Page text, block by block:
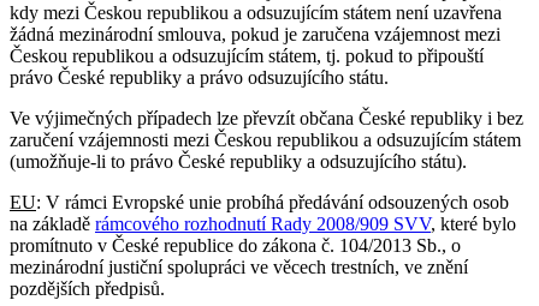
kdy mezi Českou republikou a odsuzujícím státem není uzavřena
žádná mezinárodní smlouva, pokud je zaručena vzájemnost mezi
Českou republikou a odsuzujícím státem, tj. pokud to připouští
právo České republiky a právo odsuzujícího státu.
Ve výjimečných případech lze převzít občana České republiky i bez
zaručení vzájemnosti mezi Českou republikou a odsuzujícím státem
(umožňuje-li to právo České republiky a odsuzujícího státu).
EU: V rámci Evropské unie probíhá předávání odsouzených osob
na základě rámcového rozhodnutí Rady 2008/909 SVV, které bylo
promítnuto v České republice do zákona č. 104/2013 Sb., o
mezinárodní justiční spolupráci ve věcech trestních, ve znění
pozdějších předpisů.